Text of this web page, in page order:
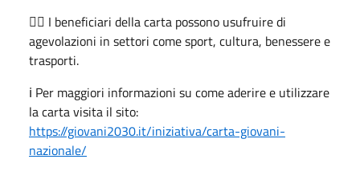
👉🏻 I beneficiari della carta possono usufruire di
agevolazioni in settori come sport, cultura, benessere e
trasporti.
ℹ️ Per maggiori informazioni su come aderire e utilizzare
la carta visita il sito:
https://giovani2030.it/iniziativa/carta-giovani-
nazionale/